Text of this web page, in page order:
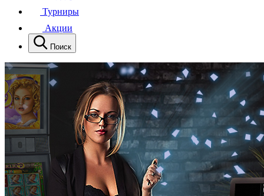
Турниры
Акции
Поиск